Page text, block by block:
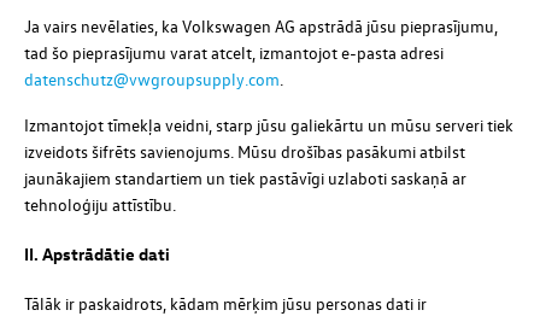
Ja vairs nevēlaties, ka Volkswagen AG apstrādā jūsu pieprasījumu,
tad šo pieprasījumu varat atcelt, izmantojot e-pasta adresi
datenschutz@vwgroupsupply.com
Izmantojot tīmekļa veidni, starp jūsu galiekārtu un mūsu serveri tiek
izveidots šifrēts savienojums. Mūsu drošības pasākumi atbilst
jaunākajiem standartiem un tiek pastāvīgi uzlaboti saskaņā ar
tehnoloģiju attīstību.
II. Apstrādātie dati
Tālāk ir paskaidrots, kādam mērķim jūsu personas dati ir